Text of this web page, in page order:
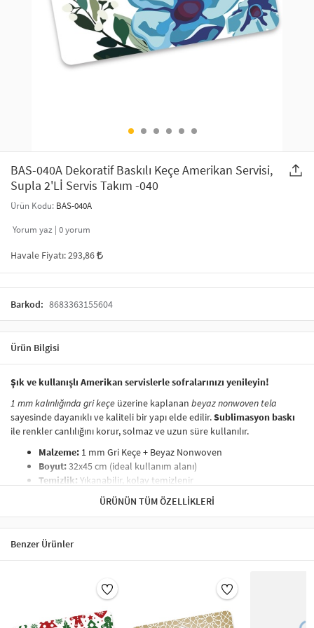
SAÇ AKSESUARLARI
GELİN / DÜĞÜN AKSESUARLARI
ŞAL VE FULAR
ODA KOKUSU VE MUM
PARTİ SÜSLERİ
YILBAŞI ÜRÜNLERİ
BAS-040A Dekoratif Baskılı Keçe Amerikan Servisi,
Supla 2'Lİ Servis Takım -040
Ürün Kodu: BAS-040A
Yorum yaz | 0yorum
Havale Fiyatı:293,86
Barkod: 8683363155604
Ürün Bilgisi
Şık ve kullanışlı Amerikan servislerle sofralarınızı yenileyin!
1 mm kalınlığında gri keçe üzerine kaplanan beyaz nonwoven tela
sayesinde dayanıklı ve kaliteli bir yapı elde edilir.Sublimasyon baskı
ile renkler canlılığını korur, solmaz ve uzun süre kullanılır.
Malzeme: 1 mm Gri Keçe + Beyaz Nonwoven
Boyut:32x45 cm (ideal kullanım alanı)
Temizlik: Yıkanabilir, kolay temizlenir
Sublimasyon baskı (solmayan canlı renkler)
Masalarınıza şıklık katmak için hemen sipariş verin!
Amerikan servis takımı sofralarınıza şıklık getiren
parçalardan bir tanesidir. Amerikan servis modelleri birçok
olarak özel yemeklerde, davetlerde, düğünlerde, nişanlarda,
lüks partilerde, resmi yemeklerde tercih edilir.
Kullanıldığı sofralara ayrı bir hava katan Amerikan servisler
ÜRÜNÜN TÜM ÖZELLIKLERI
Benzer Ürünler